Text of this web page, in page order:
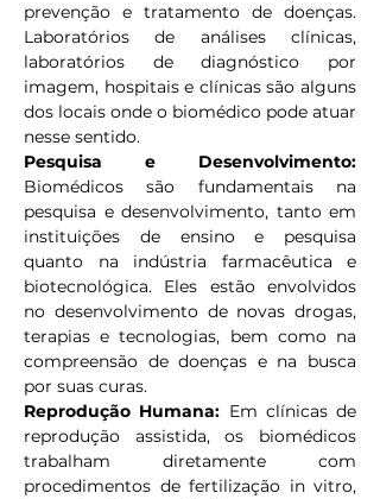
prevenção e tratamento de doenças.
Laboratórios de análises clínicas,
laboratórios de diagnóstico por
imagem, hospitais e clínicas são alguns
dos locais onde o biomédico pode atuar
nesse sentido.
Biomédicos são fundamentais na
pesquisa e desenvolvimento, tanto em
instituições de ensino e pesquisa
quanto na indústria farmacêutica e
biotecnológica. Eles estão envolvidos
no desenvolvimento de novas drogas,
terapias e tecnologias, bem como na
compreensão de doenças e na busca
por suas curas.
Reprodução Humana: Em clínicas de
reprodução assistida, os biomédicos
trabalham diretamente com
procedimentos de fertilização in vitro,